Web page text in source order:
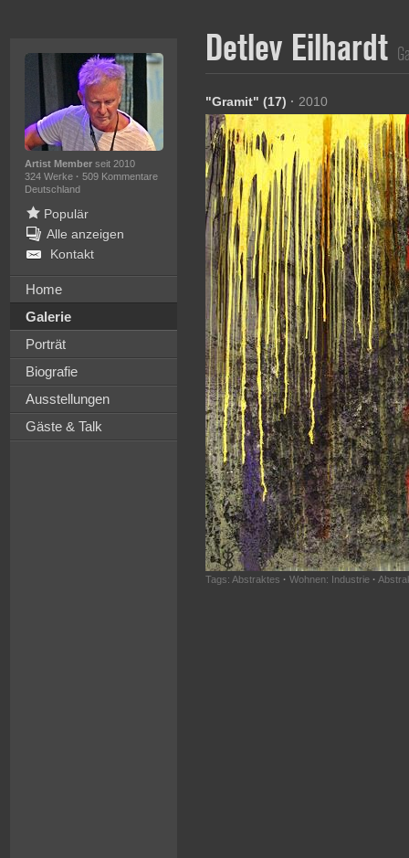
Artist Memberseit 2010
324 Werke · 509 Kommentare
Deutschland
Populär
Alle anzeigen
Kontakt
Home
Galerie
Porträt
Biografie
Ausstellungen
Gäste & Talk
Detlev Eilhardt
"Gramit" (17) · 2010
Tags: Abstraktes · Wohnen: Industrie ·